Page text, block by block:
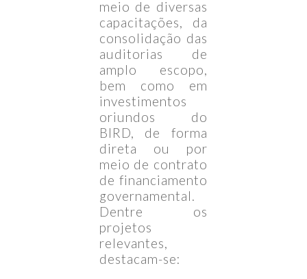
meio de diversas
capacitações, da
consolidação das
auditorias de
amplo escopo,
bem como em
investimentos
oriundos do
BIRD, de forma
direta ou por
meio de contrato
de financiamento
governamental.
Dentre os
projetos
relevantes,
destacam-se: